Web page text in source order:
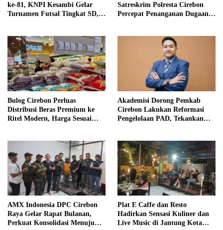
ke-81, KNPI Kesambi Gelar
Turnamen Futsal Tingkat SD,
Satreskrim Polresta Cirebon
Percepat Penanganan Dugaan
Bulog Cirebon Perluas
Distribusi Beras Premium ke
Ritel Modern, Harga Sesuai
Akademisi Dorong Pemkab
Cirebon Lakukan Reformasi
Pengelolaan PAD, Tekankan
AMX Indonesia DPC Cirebon
Raya Gelar Rapat Bulanan,
Perkuat Konsolidasi Menuju
Plat E Caffe dan Resto
Hadirkan Sensasi Kuliner dan
Live Music di Jantung Kota